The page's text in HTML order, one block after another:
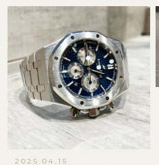
2025.04.15